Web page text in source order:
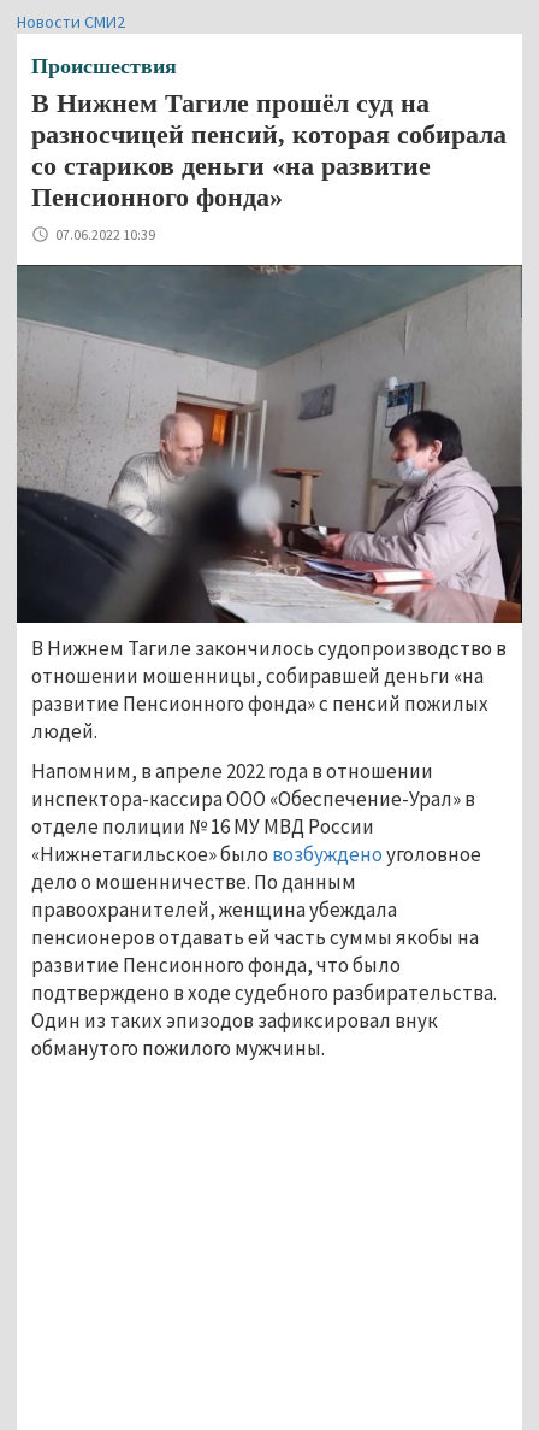
Новости СМИ2
Происшествия
В Нижнем Тагиле прошёл суд на
разносчицей пенсий, которая собирала
со стариков деньги «на развитие
Пенсионного фонда»
07.06.2022 10:39
В Нижнем Тагиле закончилось судопроизводство в
отношении мошенницы, собиравшей деньги «на
развитие Пенсионного фонда» с пенсий пожилых
людей.
Напомним, в апреле 2022 года в отношении
инспектора-кассира ООО «Обеспечение-Урал» в
отделе полиции № 16 МУ МВД России
«Нижнетагильское» было возбужденоуголовное
дело о мошенничестве. По данным
правоохранителей, женщина убеждала
пенсионеров отдавать ей часть суммы якобы на
развитие Пенсионного фонда, что было
подтверждено в ходе судебного разбирательства.
Один из таких эпизодов зафиксировал внук
обманутого пожилого мужчины.